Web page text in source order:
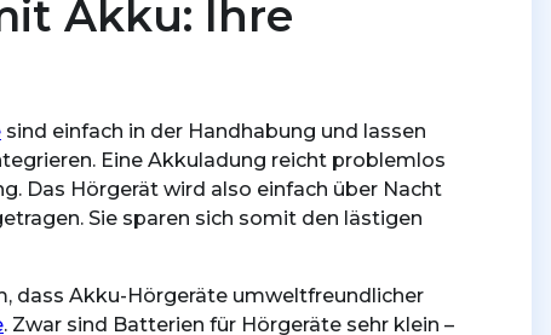
Akku: Ihre
sind einfach in der Handhabung und lassen
Eine Akkuladung reicht problemlos
Das Hörgerät wird also einfach über Nacht
Sie sparen sich somit den lästigen
dass Akku-Hörgeräte umweltfreundlicher
. Zwar sind Batterien für Hörgeräte sehr klein –